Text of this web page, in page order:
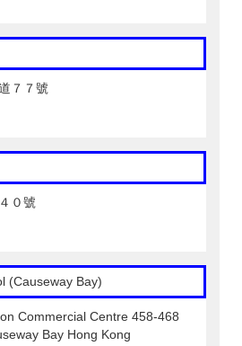
７７號
０號
(Causeway Bay)
Commercial Centre 458-468
Bay Hong Kong